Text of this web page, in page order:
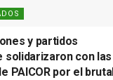
y partidos
solidarizaron con las
PAICOR por el brutal